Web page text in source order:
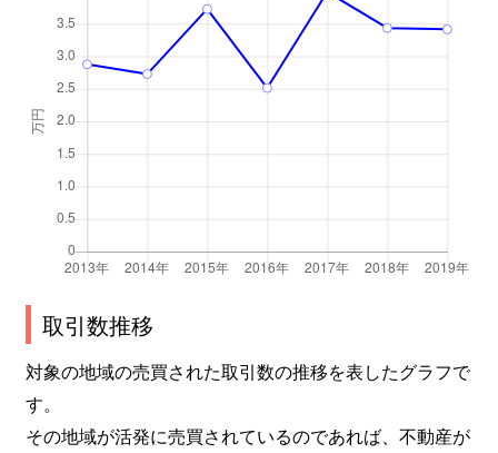
取引数推移
対象の地域の売買された取引数の推移を表したグラフで
す。
その地域が活発に売買されているのであれば、不動産が